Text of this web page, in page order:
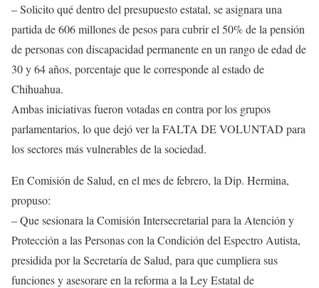
– Solicito qué dentro del presupuesto estatal, se asignara una
partida de 606 millones de pesos para cubrir el 50% de la pensión
de personas con discapacidad permanente en un rango de edad de
30 y 64 años, porcentaje que le corresponde al estado de
Chihuahua.
Ambas iniciativas fueron votadas en contra por los grupos
parlamentarios, lo que dejó ver la FALTA DE VOLUNTAD para
los sectores más vulnerables de la sociedad.
En Comisión de Salud, en el mes de febrero, la Dip. Hermina,
propuso:
– Que sesionara la Comisión Intersecretarial para la Atención y
Protección a las Personas con la Condición del Espectro Autista,
presidida por la Secretaría de Salud, para que cumpliera sus
funciones y asesorare en la reforma a la Ley Estatal de